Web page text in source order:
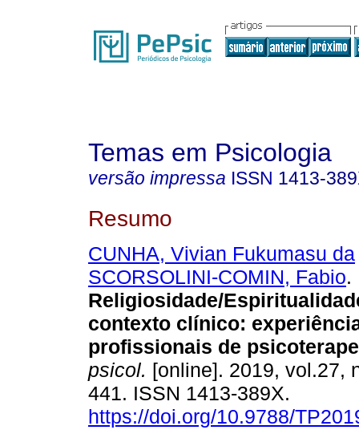
Temas em Psicologia
versão impressa ISSN 1413-
Resumo
CUNHA, Vivian Fukumasu da
SCORSOLINI-COMIN, Fabio.
Religiosidade/
contexto clínico:
profissionais de
psicol. [online]. 2019, vol.27,
441. ISSN 1413-389X.
https://doi.org/10.9788/